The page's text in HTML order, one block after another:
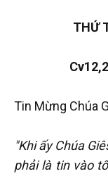
THỨ
Tin Mừng Chúa
"Khi ấy Chúa
phải là tin vào